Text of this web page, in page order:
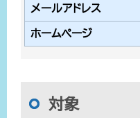
メールアドレス
ホームページ
対象